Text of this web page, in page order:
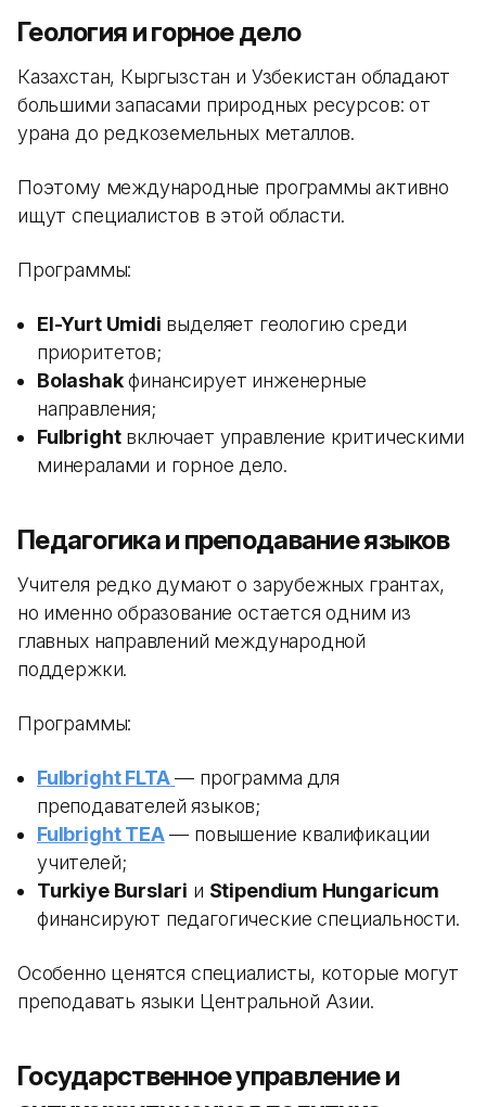
Геология и горное дело
Казахстан, Кыргызстан и Узбекистан обладают
большими запасами природных ресурсов: от
урана до редкоземельных металлов.
Поэтому международные программы активно
ищут специалистов в этой области.
Программы:
El-Yurt Umidi выделяет геологию среди
приоритетов;
Bolashakфинансирует инженерные
направления;
Fulbrightвключает управление критическими
минералами и горное дело.
Педагогика и преподавание языков
Учителя редко думают о зарубежных грантах,
но именно образование остается одним из
главных направлений международной
поддержки.
Программы:
Fulbright FLTA — программа для
преподавателей языков;
Fulbright TEA— повышение квалификации
учителей;
Turkiye Burslari и Stipendium Hungaricum
финансируют педагогические специальности.
Особенно ценятся специалисты, которые могут
преподавать языки Центральной Азии.
Государственное управление и